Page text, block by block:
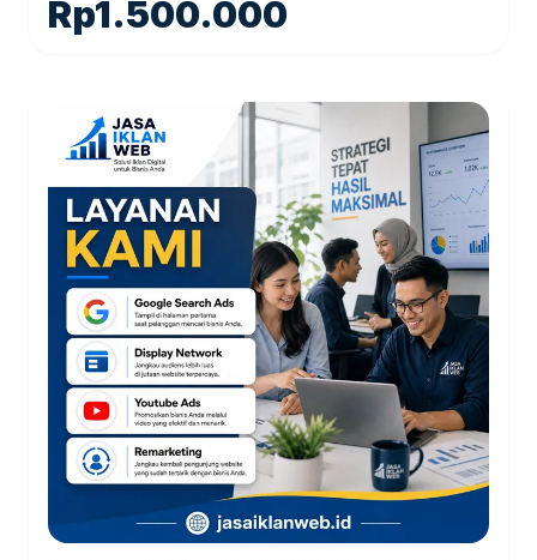
Rp1.500.000